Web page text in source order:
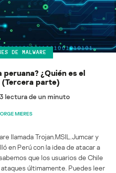
DE MALWARE
¿Quién es el
(Tercera parte)
3lectura de un minuto
MIERES
llamada Trojan.MSIL.Jumcar y
en Perú con la idea de atacar a
que los usuarios de Chile
últimamente. Puedes leer